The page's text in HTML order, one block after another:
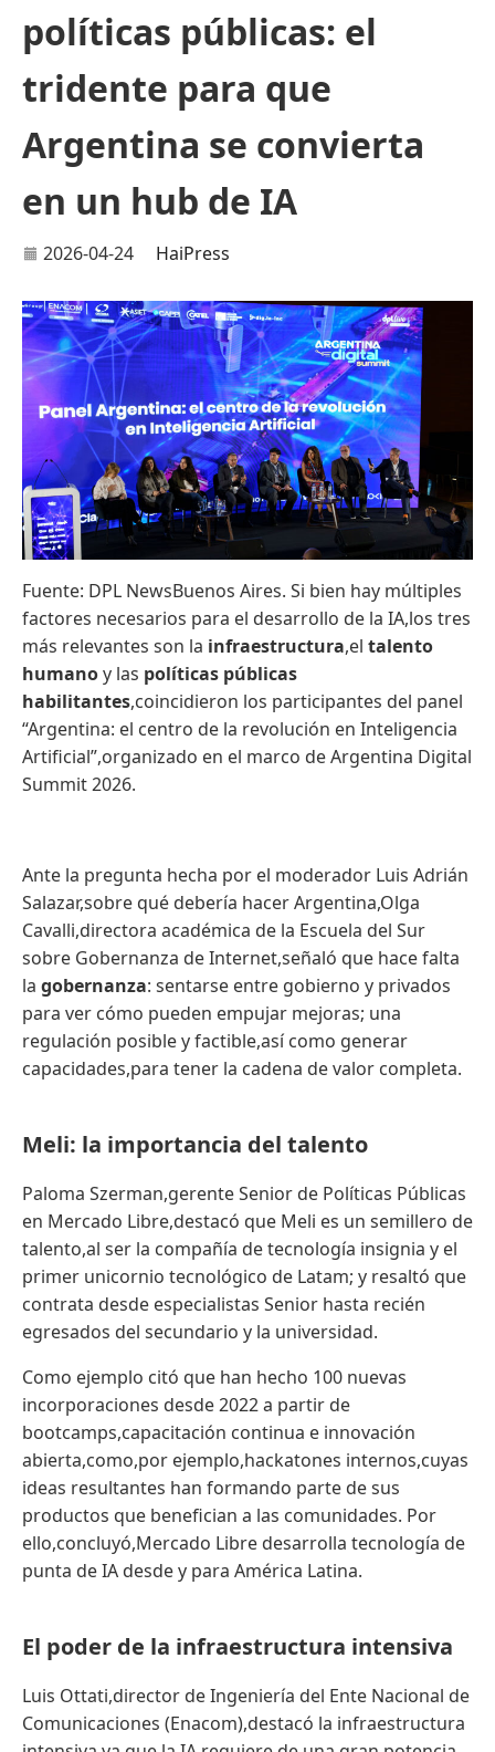
políticas públicas: el
tridente para que
Argentina se convierta
en un hub de IA
2026-04-24 HaiPress
Fuente: DPL NewsBuenos Aires. Si bien hay múltiples
factores necesarios para el desarrollo de la IA,los tres
más relevantes son la infraestructura,el talento
humanoy las políticas públicas
habilitantes,coincidieron los participantes del panel
“Argentina: el centro de la revolución en Inteligencia
Artificial”,organizado en el marco de Argentina Digital
Summit 2026.
Ante la pregunta hecha por el moderador Luis Adrián
Salazar,sobre qué debería hacer Argentina,Olga
Cavalli,directora académica de la Escuela del Sur
sobre Gobernanza de Internet,señaló que hace falta
la gobernanza: sentarse entre gobierno y privados
para ver cómo pueden empujar mejoras; una
regulación posible y factible,así como generar
capacidades,para tener la cadena de valor completa.
Meli: la importancia del talento
Paloma Szerman,gerente Senior de Políticas Públicas
en Mercado Libre,destacó que Meli es un semillero de
talento,al ser la compañía de tecnología insignia y el
primer unicornio tecnológico de Latam; y resaltó que
contrata desde especialistas Senior hasta recién
egresados del secundario y la universidad.
Como ejemplo citó que han hecho 100 nuevas
incorporaciones desde 2022 a partir de
bootcamps,capacitación continua e innovación
abierta,como,por ejemplo,hackatones internos,cuyas
ideas resultantes han formando parte de sus
productos que benefician a las comunidades. Por
ello,concluyó,Mercado Libre desarrolla tecnología de
punta de IA desde y para América Latina.
El poder de la infraestructura intensiva
Luis Ottati,director de Ingeniería del Ente Nacional de
Comunicaciones (Enacom),destacó la infraestructura